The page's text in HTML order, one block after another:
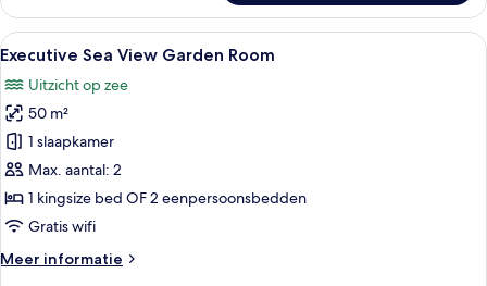
Garden
Terrace
Room
Alle
foto's
voor
Executive
Sea
View
Garden
Room
Een hotelkamer met een groot bed,
8
Executive Sea View Garden Room
Uitzicht op zee
50 m²
1 slaapkamer
Max. aantal: 2
1 kingsize bed OF 2 eenpersoonsbedden
Gratis wifi
Meer informatie
Meer